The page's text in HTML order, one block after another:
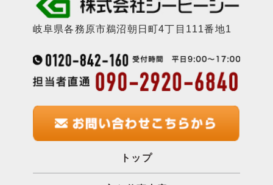
岐阜県各務原市鵜沼朝日町4丁目111番地1
トップ